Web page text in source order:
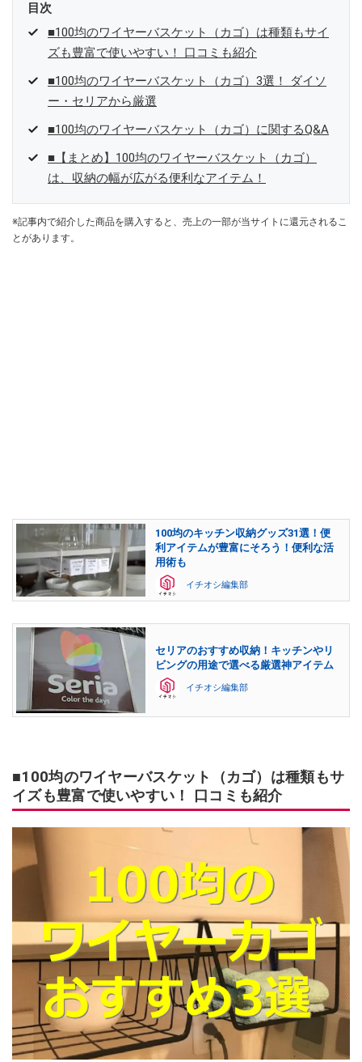
目次
■100均のワイヤーバスケット（カゴ）は種類もサイ
ズも豊富で使いやすい！ 口コミも紹介
■100均のワイヤーバスケット（カゴ）3選！ ダイソ
ー・セリアから厳選
■100均のワイヤーバスケット（カゴ）に関するQ&A
■【まとめ】100均のワイヤーバスケット（カゴ）
は、収納の幅が広がる便利なアイテム！
※記事内で紹介した商品を購入すると、売上の一部が当サイトに還元されるこ
とがあります。
100均のキッチン収納グッズ31選！便
利アイテムが豊富にそろう！便利な活
用術も
イチオシ編集部
セリアのおすすめ収納！キッチンやリ
ビングの用途で選べる厳選神アイテム
イチオシ編集部
■100均のワイヤーバスケット（カゴ）は種類もサ
イズも豊富で使いやすい！ 口コミも紹介